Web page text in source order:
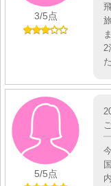
3/5点
2
5/5点